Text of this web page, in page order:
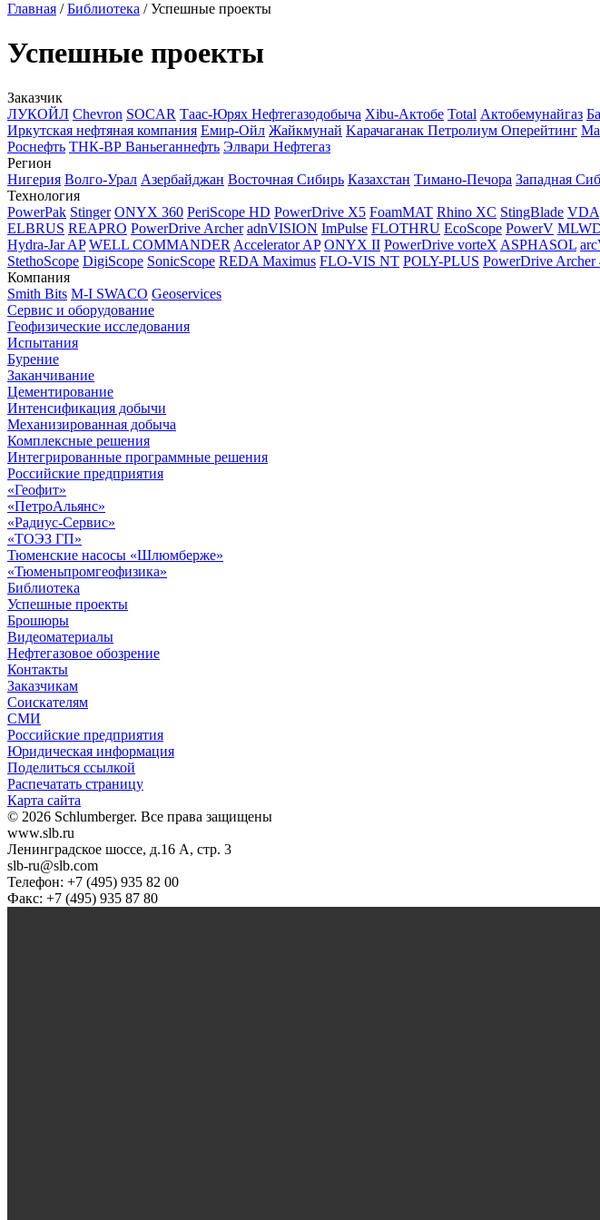
Главная /Библиотека /Успешные проекты
Успешные проекты
Заказчик
ЛУКОЙЛ Chevron SOCAR Таас-Юрях Нефтегазодобыча Xibu-Актобе Total Актобемунайгаз
Иркутская нефтяная компания Емир-Ойл Жайкмунай Kарачаганак Петролиум Оперейтинг
Роснефть ТНК-ВР Ваньеганнефть Элвари Нефтегаз
Регион
Нигерия Волго-Урал Азербайджан Восточная Сибирь Казахстан Тимано-Печора Западная
Технология
PowerPak Stinger ONYX 360 PeriScope HD PowerDrive X5 FoamMAT Rhino XC StingBlade VDA
ELBRUS REAPRO PowerDrive Archer adnVISION ImPulse FLOTHRU EcoScope PowerV
Hydra-Jar AP WELL COMMANDER Accelerator AP ONYX II PowerDrive vorteX ASPHASOL
StethoScope DigiScope SonicScope REDA Maximus FLO-VIS NT POLY-PLUS PowerDrive Archer
Компания
Smith Bits M-I SWACO Geoservices
Сервис и оборудование
Геофизические исследования
Испытания
Бурение
Заканчивание
Цементирование
Интенсификация добычи
Механизированная добыча
Комплексные решения
Интегрированные программные решения
Российские предприятия
«Геофит»
«ПетроАльянс»
«Радиус-Сервис»
«ТОЭЗ ГП»
Тюменские насосы «Шлюмберже»
«Тюменьпромгеофизика»
Библиотека
Успешные проекты
Брошюры
Видеоматериалы
Нефтегазовое обозрение
Контакты
Заказчикам
Соискателям
СМИ
Российские предприятия
Юридическая информация
Поделиться ссылкой
Распечатать страницу
Карта сайта
© 2026 Schlumberger. Все права защищены
www.slb.ru
Ленинградское шоссе, д.16 А, стр. 3
slb-ru@slb.com
Телефон: +7 (495) 935 82 00
Факс: +7 (495) 935 87 80